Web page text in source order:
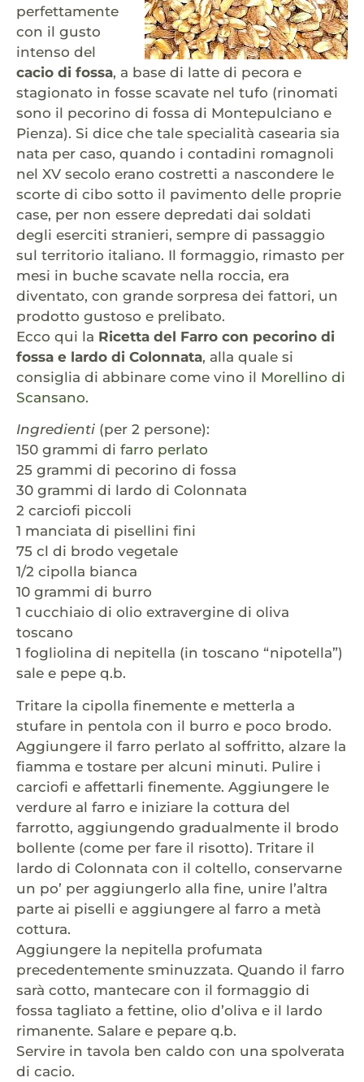
perfettamente
con il gusto
intenso del
cacio di fossa, a base di latte di pecora e
stagionato in fosse scavate nel tufo (rinomati
sono il pecorino di fossa di Montepulciano e
Pienza). Si dice che tale specialità casearia sia
nata per caso, quando i contadini romagnoli
nel XV secolo erano costretti a nascondere le
scorte di cibo sotto il pavimento delle proprie
case, per non essere depredati dai soldati
degli eserciti stranieri, sempre di passaggio
sul territorio italiano. Il formaggio, rimasto per
mesi in buche scavate nella roccia, era
diventato, con grande sorpresa dei fattori, un
prodotto gustoso e prelibato.
Ecco qui la Ricetta del Farro con pecorino di
fossa e lardo di Colonnata, alla quale si
consiglia di abbinare come vino il Morellino di
Scansano.
Ingredienti (per 2 persone):
150 grammi di farro perlato
25 grammi di pecorino di fossa
30 grammi di lardo di Colonnata
2 carciofi piccoli
1 manciata di pisellini fini
75 cl di brodo vegetale
1/2 cipolla bianca
10 grammi di burro
1 cucchiaio di olio extravergine di oliva
toscano
1 fogliolina di nepitella (in toscano “nipotella”)
sale e pepe q.b.
Tritare la cipolla finemente e metterla a
stufare in pentola con il burro e poco brodo.
Aggiungere il farro perlato al soffritto, alzare la
fiamma e tostare per alcuni minuti. Pulire i
carciofi e affettarli finemente. Aggiungere le
verdure al farro e iniziare la cottura del
farrotto, aggiungendo gradualmente il brodo
bollente (come per fare il risotto). Tritare il
lardo di Colonnata con il coltello, conservarne
un po’ per aggiungerlo alla fine, unire l’altra
parte ai piselli e aggiungere al farro a metà
cottura.
Aggiungere la nepitella profumata
precedentemente sminuzzata. Quando il farro
sarà cotto, mantecare con il formaggio di
fossa tagliato a fettine, olio d’oliva e il lardo
rimanente. Salare e pepare q.b.
Servire in tavola ben caldo con una spolverata
di cacio.